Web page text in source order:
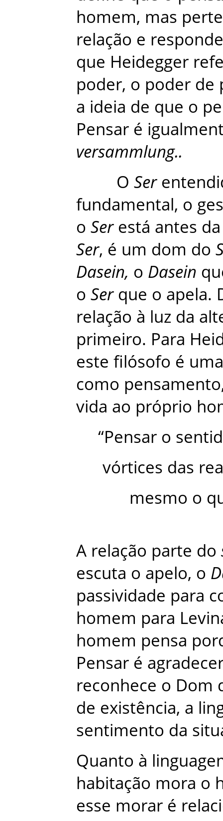
homem, mas
relação e
que Heidegger
poder, o poder de
a ideia de que o
Pensar é
versammlung..
O Ser
fundamental, o
o Ser está antes da
Ser, é um dom do
Dasein, o Dasein
o Ser que o apela.
relação à luz da
primeiro. Para
este filósofo é uma
como pensamento
vida ao próprio
“Pensar o
vórtices das
mesmo o
A relação parte do
escuta o apelo, o
passividade para
homem para
homem pensa
Pensar é
reconhece o Dom
de existência, a
sentimento da
Quanto à
habitação mora o
esse morar é